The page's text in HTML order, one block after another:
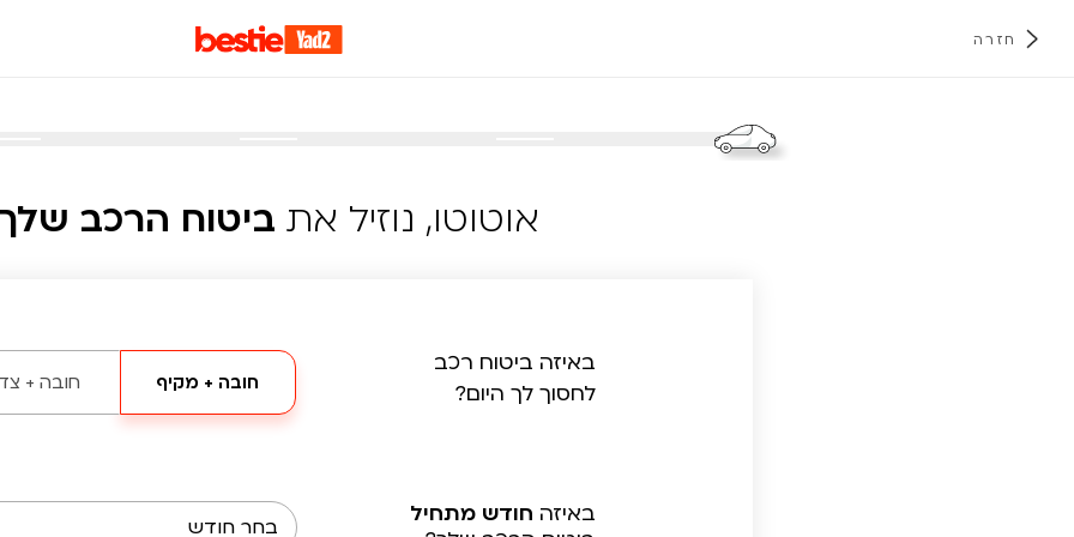
חזרה
אוטוטו, נוזיל את ביטוח הרכב
באיזה ביטוח רכב
לחסוך לך היום?
חובה + מקיף חובה +
באיזה חודש מתחיל